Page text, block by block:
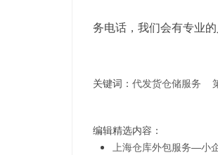
务电话，我们会有专业
关键词： 代发货仓储服务
编辑精选内容：
上海仓库外包服务—小